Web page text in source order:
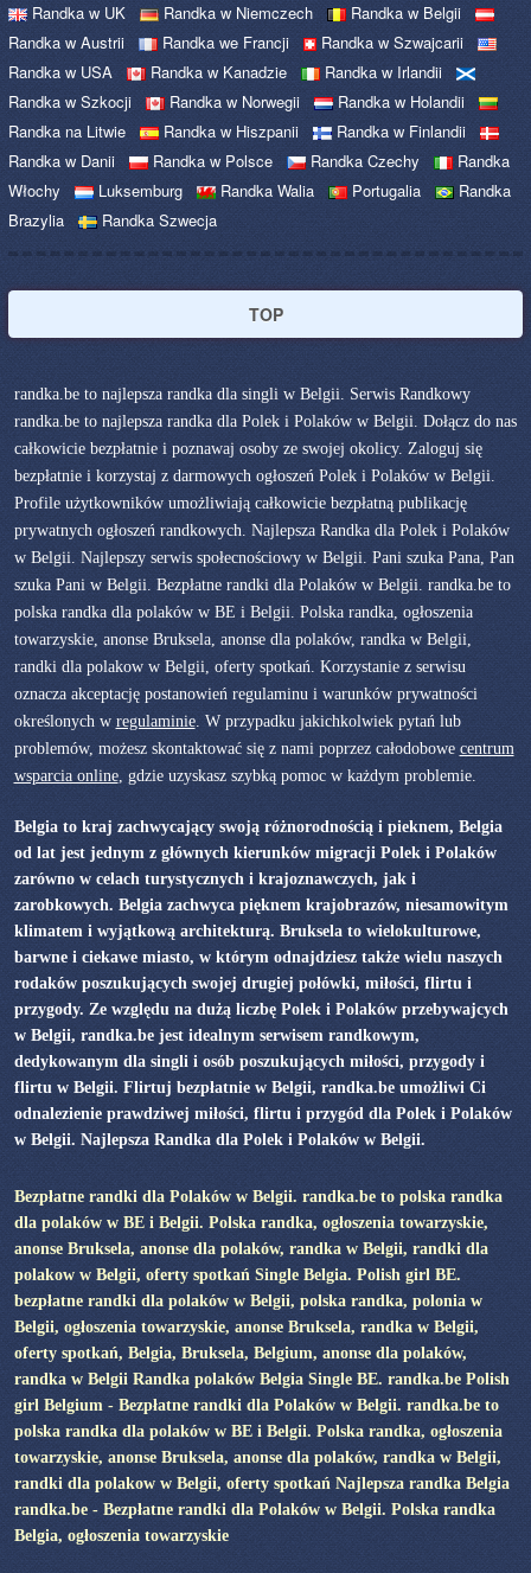
Randka w UK Randka w Niemczech
Randka w Belgii
Randka w Austrii
Randka we Francji
Randka w Szwajcarii
Randka w USA
Randka w Kanadzie
Randka w Irlandii
Randka w Szkocji
Randka w Norwegii
Randka w Holandii
Randka na Litwie
Randka w Hiszpanii
Randka w Finlandii
Randka w Danii
Randka w Polsce Randka Czechy
Randka
Włochy
Luksemburg Randka Walia Portugalia
Randka
Brazylia
Randka Szwecja
TOP
randka.be to najlepsza randka dla singli w Belgii. Serwis Randkowy
randka.be to najlepsza randka dla Polek i Polaków w Belgii. Dołącz do nas
całkowicie bezpłatnie i poznawaj osoby ze swojej okolicy. Zaloguj się
bezpłatnie i korzystaj z darmowych ogłoszeń Polek i Polaków w Belgii.
Profile użytkowników umożliwiają całkowicie bezpłatną publikację
prywatnych ogłoszeń randkowych. Najlepsza Randka dla Polek i Polaków
w Belgii. Najlepszy serwis społecnościowy w Belgii. Pani szuka Pana, Pan
szuka Pani w Belgii. Bezpłatne randki dla Polaków w Belgii. randka.be to
polska randka dla polaków w BE i Belgii. Polska randka, ogłoszenia
towarzyskie, anonse Bruksela, anonse dla polaków, randka w Belgii,
randki dla polakow w Belgii, oferty spotkań. Korzystanie z serwisu
oznacza akceptację postanowień regulaminu i warunków prywatności
określonych w regulaminie. W przypadku jakichkolwiek pytań lub
problemów, możesz skontaktować się z nami poprzez całodobowe centrum
wsparcia online, gdzie uzyskasz szybką pomoc w każdym problemie.
Belgia to kraj zachwycający swoją różnorodnością i pieknem, Belgia
od lat jest jednym z głównych kierunków migracji Polek i Polaków
zarówno w celach turystycznych i krajoznawczych, jak i
zarobkowych. Belgia zachwyca pięknem krajobrazów, niesamowitym
klimatem i wyjątkową architekturą. Bruksela to wielokulturowe,
barwne i ciekawe miasto, w którym odnajdziesz także wielu naszych
rodaków poszukujących swojej drugiej połówki, miłości, flirtu i
przygody. Ze względu na dużą liczbę Polek i Polaków przebywajcych
w Belgii, randka.be jest idealnym serwisem randkowym,
dedykowanym dla singli i osób poszukujących miłości, przygody i
flirtu w Belgii. Flirtuj bezpłatnie w Belgii, randka.be umożliwi Ci
odnalezienie prawdziwej miłości, flirtu i przygód dla Polek i Polaków
w Belgii. Najlepsza Randka dla Polek i Polaków w Belgii.
Bezpłatne randki dla Polaków w Belgii. randka.be to polska randka
dla polaków w BE i Belgii. Polska randka, ogłoszenia towarzyskie,
anonse Bruksela, anonse dla polaków, randka w Belgii, randki dla
polakow w Belgii, oferty spotkań Single Belgia. Polish girl BE.
bezpłatne randki dla polaków w Belgii, polska randka, polonia w
Belgii, ogłoszenia towarzyskie, anonse Bruksela, randka w Belgii,
oferty spotkań, Belgia, Bruksela, Belgium, anonse dla polaków,
randka w Belgii Randka polaków Belgia Single BE. randka.be Polish
girl Belgium - Bezpłatne randki dla Polaków w Belgii. randka.be to
polska randka dla polaków w BE i Belgii. Polska randka, ogłoszenia
towarzyskie, anonse Bruksela, anonse dla polaków, randka w Belgii,
randki dla polakow w Belgii, oferty spotkań Najlepsza randka Belgia
randka.be - Bezpłatne randki dla Polaków w Belgii. Polska randka
Belgia, ogłoszenia towarzyskie